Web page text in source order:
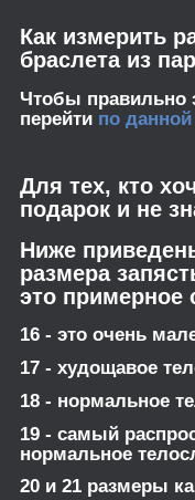
Как измерить
браслета из
Чтобы правильно
перейти по
Для тех, кто
подарок и не
Ниже
размера
это примерное
16 - это очень
17 - худощавое
18 - нормальное
19 - самый
нормальное
20 и 21 размеры